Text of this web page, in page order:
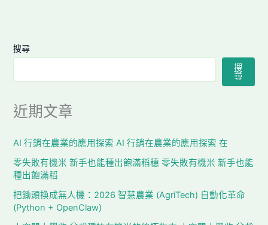
搜尋
搜
尋
近期文章
AI 行銷在農業的應用探索 AI 行銷在農業的應用探索 在
零失敗有機米 新手也能種出飽滿稻穗 零失敗有機米 新手也能
種出飽滿稻
把鋤頭換成無人機：2026 智慧農業 (AgriTech) 自動化革命
(Python + OpenClaw)